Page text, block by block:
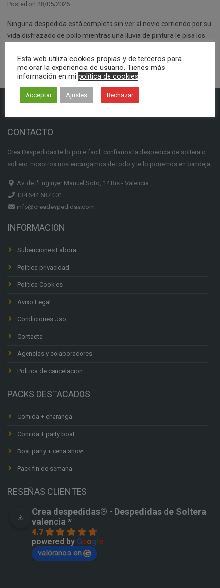
Posted on 28/05/2026
Ninguna despedida está completa sin ver al novio corriendo por su
vida disfrazado de pollo mientras una lluvia de pintura le pisa los
CONTACTO
Crea Despedidas te lo pone facil, confianos la despedida de soltera o
soltero, nosotros nos encargamos de todo y te lo ponemos en bandeja.
Av. de I'Enginyer Manuel Soto, 14 Bis - Valencia
+34 644 687 001
info@creadespedidas.com
INFORMACION
Subenciones Labora
Política privacidad
Política Cookies
Aviso Legal
Condiciones Uso
Contacta
Agencias y colaboradores
Politica de cancelacion
PACKS DESTACADOS
Comida + charanga
Comida + party boat
Boat party + cena show
Pack fin de semana
RESEÑAS CLIENTES
Crea despedidas®️ - Despedidas de Soltera
valencia *
4.7
powered by Google
valóranos en
Esta web utiliza cookies propias y de terceros para
mejorar la experiencia de usuario. Tienes más
información en mi política de cookies
Acceptar Ajustes Rechazar